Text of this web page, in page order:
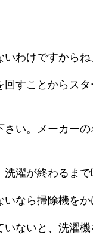
わけですから
すことからスタ
い。メーカー
濯が終わるま
なら掃除機を
ないと、洗濯